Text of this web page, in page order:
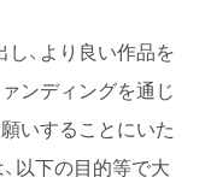
、より良い作品を
ンディングを通じ
いすることにいた
以下の目的等で大